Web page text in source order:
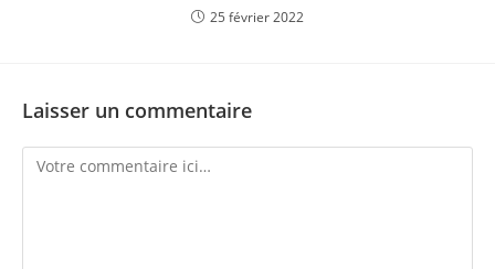
25 février 2022
Laisser un commentaire